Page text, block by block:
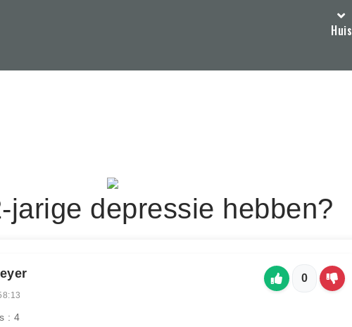
Huis
jarige depressie hebben?
: 4
0